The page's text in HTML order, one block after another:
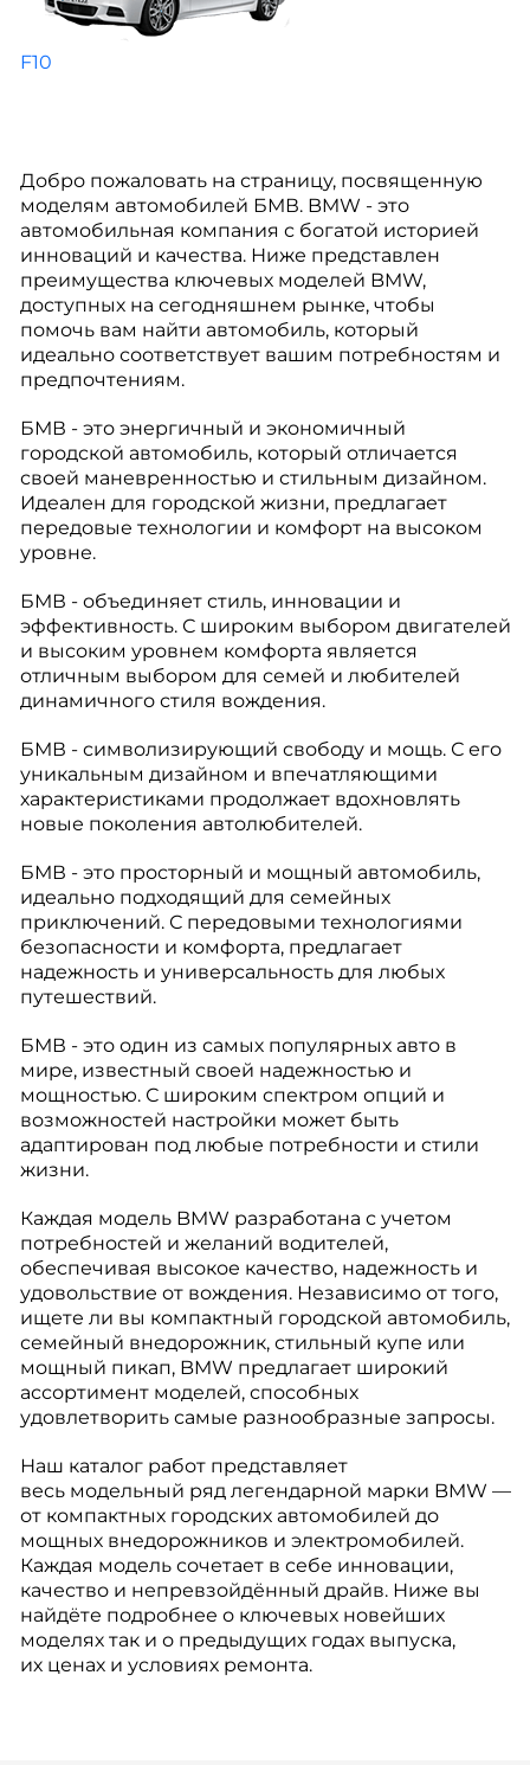
F10
Добро пожаловать на страницу, посвященную
моделям автомобилей БМВ. BMW - это
автомобильная компания с богатой историей
инноваций и качества. Ниже представлен
преимущества ключевых моделей BMW,
доступных на сегодняшнем рынке, чтобы
помочь вам найти автомобиль, который
идеально соответствует вашим потребностям и
предпочтениям.
БМВ - это энергичный и экономичный
городской автомобиль, который отличается
своей маневренностью и стильным дизайном.
Идеален для городской жизни, предлагает
передовые технологии и комфорт на высоком
уровне.
БМВ - объединяет стиль, инновации и
эффективность. С широким выбором двигателей
и высоким уровнем комфорта является
отличным выбором для семей и любителей
динамичного стиля вождения.
БМВ - символизирующий свободу и мощь. С его
уникальным дизайном и впечатляющими
характеристиками продолжает вдохновлять
новые поколения автолюбителей.
БМВ - это просторный и мощный автомобиль,
идеально подходящий для семейных
приключений. С передовыми технологиями
безопасности и комфорта, предлагает
надежность и универсальность для любых
путешествий.
БМВ - это один из самых популярных авто в
мире, известный своей надежностью и
мощностью. С широким спектром опций и
возможностей настройки может быть
адаптирован под любые потребности и стили
жизни.
Каждая модель BMW разработана с учетом
потребностей и желаний водителей,
обеспечивая высокое качество, надежность и
удовольствие от вождения. Независимо от того,
ищете ли вы компактный городской автомобиль,
семейный внедорожник, стильный купе или
мощный пикап, BMW предлагает широкий
ассортимент моделей, способных
удовлетворить самые разнообразные запросы.
Наш каталог работ представляет
весь модельный ряд легендарной марки BMW —
от компактных городских автомобилей до
мощных внедорожников и электромобилей.
Каждая модель сочетает в себе инновации,
качество и непревзойдённый драйв. Ниже вы
найдёте подробнее о ключевых новейших
моделях так и о предыдущих годах выпуска,
их ценах и условиях ремонта.